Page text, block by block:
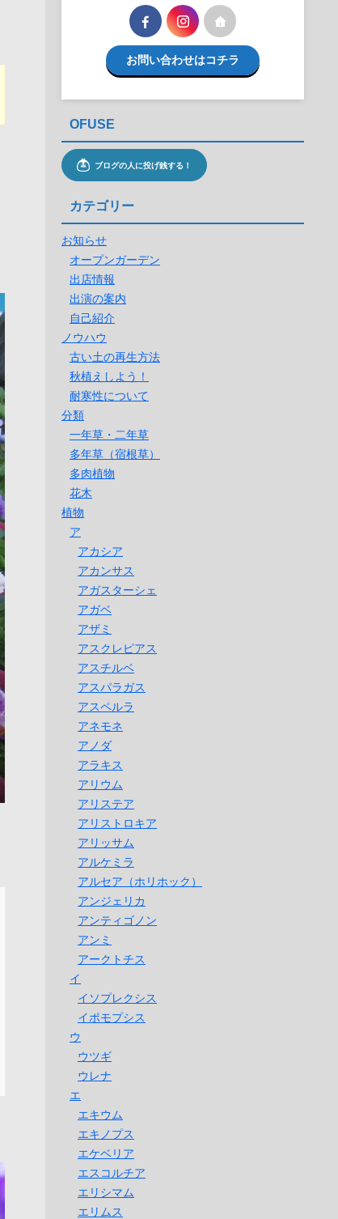
お問い合わせはコチラ
OFUSE
カテゴリー
お知らせ
オープンガーデン
出店情報
出演の案内
自己紹介
ノウハウ
古い土の再生方法
秋植えしよう！
耐寒性について
分類
一年草・二年草
多年草（宿根草）
多肉植物
花木
植物
ア
アカシア
アカンサス
アガスターシェ
アガベ
アザミ
アスクレピアス
アスチルベ
アスパラガス
アスペルラ
アネモネ
アノダ
アラキス
アリウム
アリステア
アリストロキア
アリッサム
アルケミラ
アルセア（ホリホック）
アンジェリカ
アンティゴノン
アンミ
アークトチス
イ
イソプレクシス
イポモプシス
ウ
ウツギ
ウレナ
エ
エキウム
エキノプス
エケベリア
エスコルチア
エリシマム
エリムス